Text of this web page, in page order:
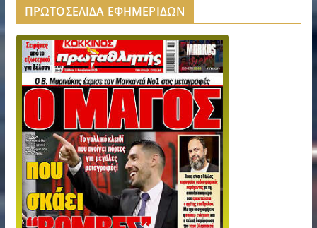
ΠΡΩΤΟΣΕΛΙΔΑ ΕΦΗΜΕΡΙΔΩΝ